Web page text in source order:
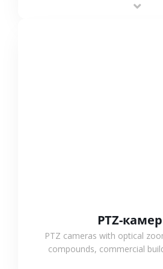
outdoor
PTZ-
PTZ cameras with optical
compounds, commercial